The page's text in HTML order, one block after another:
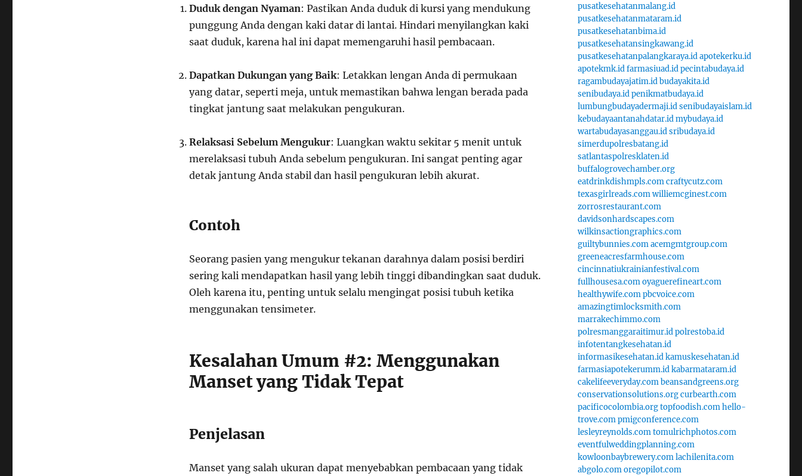
Duduk dengan Nyaman: Pastikan Anda duduk di kursi yang mendukung
punggung Anda dengan kaki datar di lantai. Hindari menyilangkan kaki
saat duduk, karena hal ini dapat memengaruhi hasil pembacaan.
Dapatkan Dukungan yang Baik: Letakkan lengan Anda di permukaan
yang datar, seperti meja, untuk memastikan bahwa lengan berada pada
tingkat jantung saat melakukan pengukuran.
Relaksasi Sebelum Mengukur: Luangkan waktu sekitar 5 menit untuk
merelaksasi tubuh Anda sebelum pengukuran. Ini sangat penting agar
detak jantung Anda stabil dan hasil pengukuran lebih akurat.
Contoh
Seorang pasien yang mengukur tekanan darahnya dalam posisi berdiri
sering kali mendapatkan hasil yang lebih tinggi dibandingkan saat duduk.
Oleh karena itu, penting untuk selalu mengingat posisi tubuh ketika
menggunakan tensimeter.
Kesalahan Umum #2: Menggunakan
Manset yang Tidak Tepat
Penjelasan
Manset yang salah ukuran dapat menyebabkan pembacaan yang tidak
pusatkesehatanmalang.id
pusatkesehatanmataram.id
pusatkesehatanbima.id
pusatkesehatansingkawang.id
pusatkesehatanpalangkaraya.idapotekerku.id
apotekmk.idfarmasiuad.idpecintabudaya.id
ragambudayajatim.idbudayakita.id
senibudaya.idpenikmatbudaya.id
lumbungbudayadermaji.idsenibudayaislam.id
kebudayaantanahdatar.idmybudaya.id
wartabudayasanggau.idsribudaya.id
simerdupolresbatang.id
satlantaspolresklaten.id
buffalogrovechamber.org
eatdrinkdishmpls.comcraftycutz.com
texasgirlreads.comwilliemcginest.com
zorrosrestaurant.com
davidsonhardscapes.com
wilkinsactiongraphics.com
guiltybunnies.comacemgmtgroup.com
greeneacresfarmhouse.com
cincinnatiukrainianfestival.com
fullhousesa.comoyaguerefineart.com
healthywife.compbcvoice.com
amazingtimlocksmith.com
marrakechimmo.com
polresmanggaraitimur.idpolrestoba.id
infotentangkesehatan.id
informasikesehatan.idkamuskesehatan.id
farmasiapotekerumm.idkabarmataram.id
cakelifeeveryday.combeansandgreens.org
conservationsolutions.orgcurbearth.com
pacificocolombia.orgtopfoodish.comhello-
trove.compmigconference.com
lesleyreynolds.comtomulrichphotos.com
eventfulweddingplanning.com
kowloonbaybrewery.comlachilenita.com
abgolo.comoregopilot.com